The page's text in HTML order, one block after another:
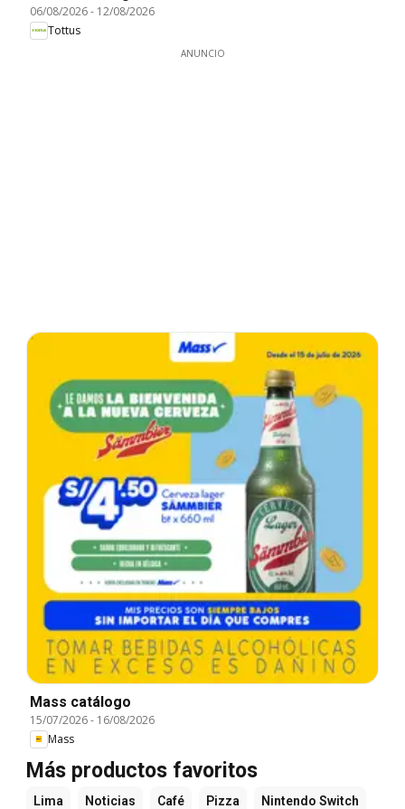
06/08/2026- 12/08/2026
Tottus
ANUNCIO
Mass catálogo
15/07/2026- 16/08/2026
Mass
Más productos favoritos
Lima Noticias Café Pizza Nintendo Switch